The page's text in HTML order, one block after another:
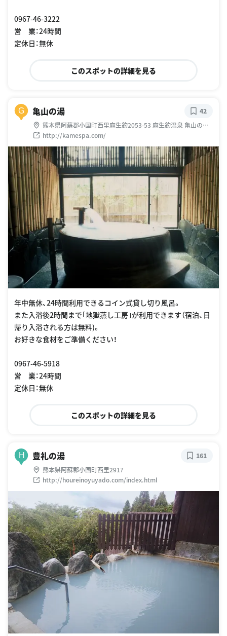
0967-46-3222
営 業：24時間
定休日：無休
このスポットの詳細を見る
G 亀山の湯
熊本県阿蘇郡小国町西里麻生釣2053-53 麻生釣温泉 亀山の湯
湧出地：大分県玖珠郡九重町菅原567-18他
http://kamespa.com/
42
年中無休、24時間利用できるコイン式貸し切り風呂。
また入浴後2時間まで｢地獄蒸し工房｣が利用できます（宿泊、日
帰り入浴される方は無料)。
お好きな食材をご準備ください！
0967-46-5918
営 業：24時間
定休日：無休
このスポットの詳細を見る
H 豊礼の湯
熊本県阿蘇郡小国町西里2917
http://houreinoyuyado.com/index.html
161